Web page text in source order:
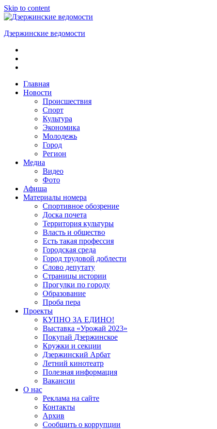
Skip to content
Дзержинские ведомости
ОБЩЕСТВЕННО-
ПОЛИТИЧЕСКАЯ
ГАЗЕТАГлавная
Новости
Происшествия
Спорт
Культура
Экономика
Молодежь
Город
Регион
Медиа
Видео
Фото
Афиша
Материалы номера
Спортивное обозрение
Доска почета
Территория культуры
Власть и общество
Есть такая профессия
Городская среда
Город трудовой доблести
Слово депутату
Страницы истории
Прогулки по городу
Образование
Проба пера
Проекты
КУПНО ЗА ЕДИНО!
Выставка «Урожай 2023»
Покупай Дзержинское
Кружки и секции
Дзержинский Арбат
Летний кинотеатр
Полезная информация
Вакансии
О нас
Реклама на сайте
Контакты
Архив
Сообщить о коррупции